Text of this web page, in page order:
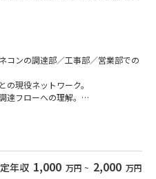
ョンエンジニア
改善へのフィードバック
マネージャー）
改善へのフィードバック
ルティング
案型営業
archives/smamo_ex
木造建築のメリットを生かした、ム
体を中心に従業員寮・仮設住宅・保
型施設建設時の従業員宿舎の獲得に
ローチ・関係構築を一気通貫で主導
、既存人脈・信用力を最大活用
額の最大化における律速を解消する
コンの調達部／工事部／営業部での
の現役ネットワーク。
達フローへの理解。
ンタル仮設業者）の元営業／調達
ー経験。
年収 1,000 万円 ~ 2,000 万円